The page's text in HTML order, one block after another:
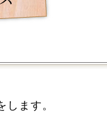
します。